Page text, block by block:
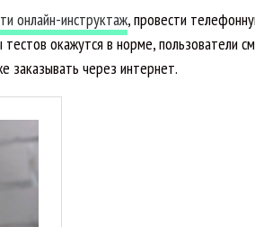
онлайн-инструктаж, провести
окажутся в норме, пользователи
заказывать через интернет.